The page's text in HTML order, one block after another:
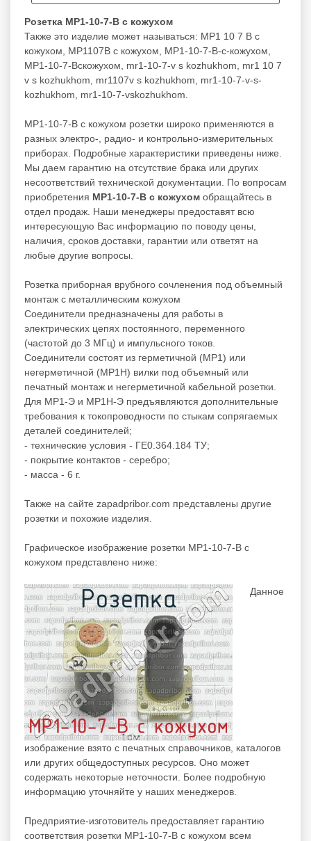
Розетка МР1-10-7-В с кожухом
Также это изделие может называться: МР1 10 7 В с
кожухом, МР1107В с кожухом, МР1-10-7-В-с-кожухом,
МР1-10-7-Вскожухом, mr1-10-7-v s kozhukhom, mr1 10 7
v s kozhukhom, mr1107v s kozhukhom, mr1-10-7-v-s-
kozhukhom, mr1-10-7-vskozhukhom.
МР1-10-7-В с кожухом розетки широко применяются в
разных электро-, радио- и контрольно-измерительных
приборах. Подробные характеристики приведены ниже.
Мы даем гарантию на отсутствие брака или других
несоответствий технической документации. По вопросам
приобретения МР1-10-7-В с кожухом обращайтесь в
отдел продаж. Наши менеджеры предоставят всю
интересующую Вас информацию по поводу цены,
наличия, сроков доставки, гарантии или ответят на
любые другие вопросы.
Розетка приборная врубного сочленения под объемный
монтаж с металлическим кожухом
Соединители предназначены для работы в
электрических цепях постоянного, переменного
(частотой до 3 МГц) и импульсного токов.
Соединители состоят из герметичной (МР1) или
негерметичной (МР1Н) вилки под объемный или
печатный монтаж и негерметичной кабельной розетки.
Для МР1-Э и МР1Н-Э предъявляются дополнительные
требования к токопроводности по стыкам сопрягаемых
деталей соединителей;
- технические условия - ГЕ0.364.184 ТУ;
- покрытие контактов - серебро;
- масса - 6 г.
Также на сайте zapadpribor.com представлены другие
розетки и похожие изделия.
Графическое изображение розетки МР1-10-7-В с
кожухом представлено ниже:
Данное
изображение взято с печатных справочников, каталогов
или других общедоступных ресурсов. Оно может
содержать некоторые неточности. Более подробную
информацию уточняйте у наших менеджеров.
Предприятие-изготовитель предоставляет гарантию
соответствия розетки МР1-10-7-В с кожухом всем